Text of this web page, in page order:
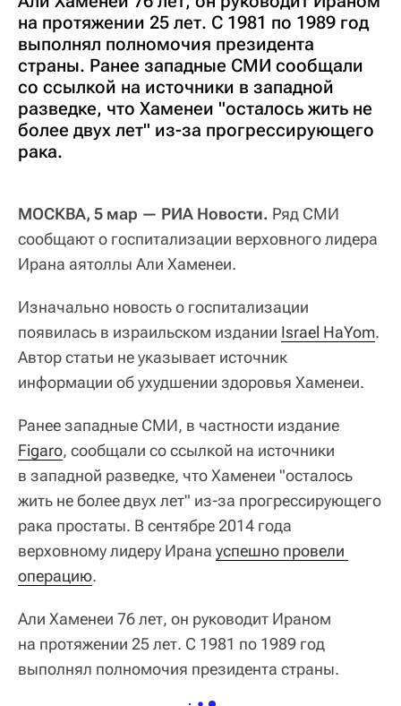
на протяжении 25 лет. С 1981 по 1989 год
выполнял полномочия президента
страны. Ранее западные СМИ сообщали
со ссылкой на источники в западной
разведке, что Хаменеи "осталось жить не
более двух лет" из-за прогрессирующего
рака.
МОСКВА, 5 мар — РИА Новости. Ряд СМИ
сообщают о госпитализации верховного лидера
Ирана аятоллы Али Хаменеи.
Изначально новость о госпитализации
появилась в израильском издании Israel HaYom.
Автор статьи не указывает источник
информации об ухудшении здоровья Хаменеи.
Ранее западные СМИ, в частности издание
Figaro, сообщали со ссылкой на источники
в западной разведке, что Хаменеи "осталось
жить не более двух лет" из-за прогрессирующего
рака простаты. В сентябре 2014 года
верховному лидеру Ирана успешно провели
операцию.
Али Хаменеи 76 лет, он руководит Ираном
на протяжении 25 лет. С 1981 по 1989 год
выполнял полномочия президента страны.